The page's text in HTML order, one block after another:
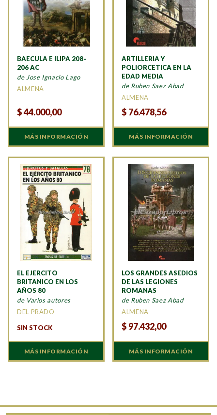
BAECULA E ILIPA 208-
206 AC
de Jose Ignacio Lago
ALMENA
$44.000,00
MÁS INFORMACIÓN
ARTILLERIA Y
POLIORCETICA EN LA
EDAD MEDIA
de Ruben Saez Abad
ALMENA
$ 76.478,56
MÁS INFORMACIÓN
EL EJERCITO
BRITANICO EN LOS
AÑOS 80
de Varios autores
DEL PRADO
SIN STOCK
MÁS INFORMACIÓN
LOS GRANDES ASEDIOS
DE LAS LEGIONES
ROMANAS
de Ruben Saez Abad
ALMENA
$ 97.432,00
MÁS INFORMACIÓN